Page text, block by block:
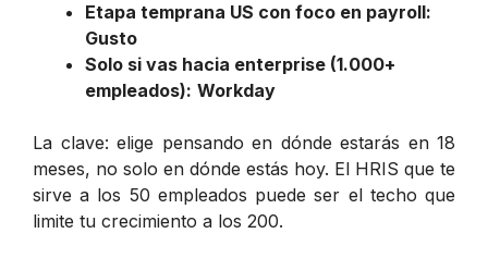
Etapa temprana US con foco en payroll:
Gusto
Solo si vas hacia enterprise (1.000+
empleados): Workday
La clave: elige pensando en dónde estarás en 18
meses, no solo en dónde estás hoy. El HRIS que te
sirve a los 50 empleados puede ser el techo que
limite tu crecimiento a los 200.